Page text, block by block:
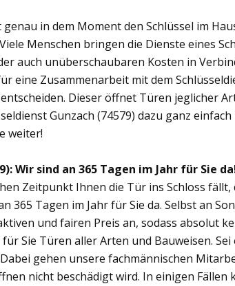
in dem Moment den Schlüssel im
Menschen bringen die Dienste eines
auch unüberschaubaren Kosten in
eine Zusammenarbeit mit dem
Dieser öffnet Türen jeglicher
Gunzach (74579) dazu ganz
weiter!
Wir sind an 365 Tagen im Jahr für Sie
Zeitpunkt Ihnen die Tür ins Schloss fällt,
365 Tagen im Jahr für Sie da. Selbst an
und fairen Preis an, sodass absolut
Sie Türen aller Arten und Bauweisen. Sei
gehen unsere fachmännischen
nicht beschädigt wird. In einigen Fällen